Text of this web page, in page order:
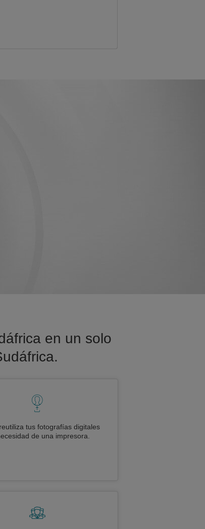
en un solo
tus fotografías digitales
de una impresora.